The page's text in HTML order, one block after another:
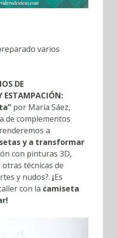
varios
DE
ESTAMPACIÓN:
por María Sáez,
de complementos
a
y a transformar
con pinturas 3D,
técnicas de
y nudos?. ¡Es
con la camiseta